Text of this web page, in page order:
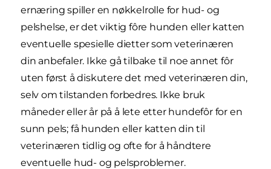
ernæring spiller en nøkkelrolle for hud- og
pelshelse, er det viktig fôre hunden eller katten
eventuelle spesielle dietter som veterinæren
din anbefaler. Ikke gå tilbake til noe annet fôr
uten først å diskutere det med veterinæren din,
selv om tilstanden forbedres. Ikke bruk
måneder eller år på å lete etter hundefôr for en
sunn pels; få hunden eller katten din til
veterinæren tidlig og ofte for å håndtere
eventuelle hud- og pelsproblemer.